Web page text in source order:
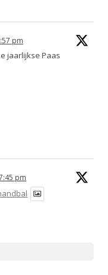
pm
jaarlijkse Paas
pm